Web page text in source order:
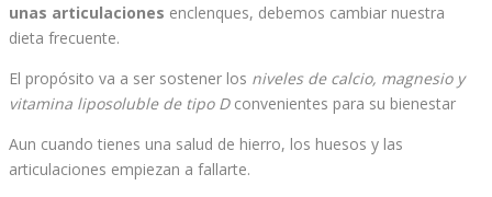
unas articulaciones enclenques, debemos cambiar nuestra
dieta frecuente.
El propósito va a ser sostener los niveles de calcio, magnesio y
vitamina liposoluble de tipo Dconvenientes para su bienestar
Aun cuando tienes una salud de hierro, los huesos y las
articulaciones empiezan a fallarte.